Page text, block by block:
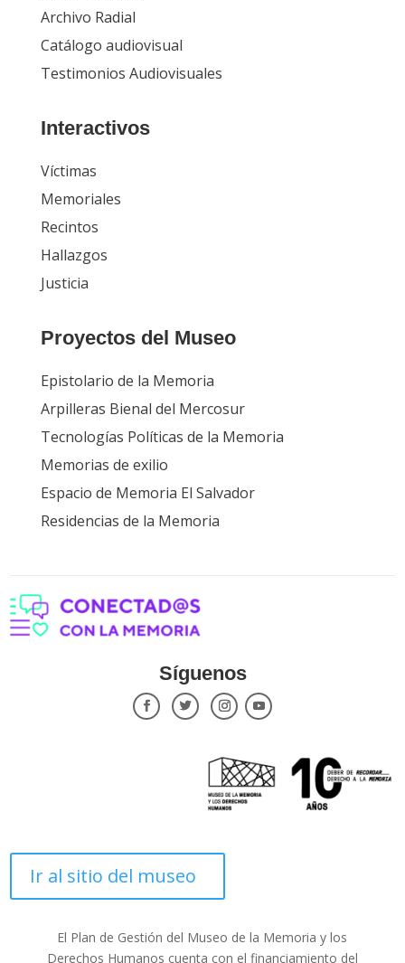
Archivo Radial
Catálogo audiovisual
Testimonios Audiovisuales
Interactivos
Víctimas
Memoriales
Recintos
Hallazgos
Justicia
Proyectos del Museo
Epistolario de la Memoria
Arpilleras Bienal del Mercosur
Tecnologías Políticas de la Memoria
Memorias de exilio
Espacio de Memoria El Salvador
Residencias de la Memoria
Síguenos
Ir al sitio del museo
El Plan de Gestión del Museo de la Memoria y los
Derechos Humanos cuenta con el financiamiento del